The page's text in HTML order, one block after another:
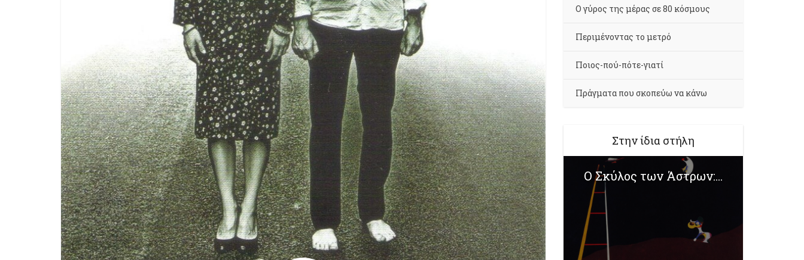
Ο γύρος της μέρας σε 80 κόσμους
Περιμένοντας το μετρό
Ποιος-πού-πότε-γιατί
Πράγματα που σκοπεύω να κάνω
Στην ίδια στήλη
O Σκύλος των Άστρων:...